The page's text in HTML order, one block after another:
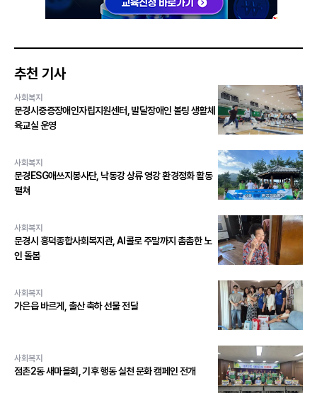
추천 기사
사회복지
문경시중증장애인자립지원센터, 발달장애인 볼링 생활체
육교실 운영
사회복지
문경ESG애쓰지봉사단, 낙동강 상류 영강 환경정화 활동
펼쳐
사회복지
문경시 흥덕종합사회복지관, AI콜로 주말까지 촘촘한 노
인 돌봄
사회복지
가은읍 바르게, 출산 축하 선물 전달
사회복지
점촌2동 새마을회, 기후 행동 실천 문화 캠페인 전개